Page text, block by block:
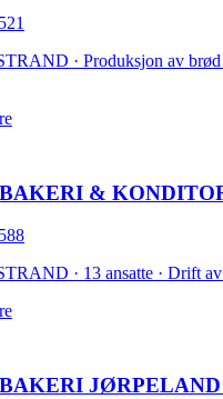
· Produksjon av
&
· 13 ansatte · Drift
JØRPELAND